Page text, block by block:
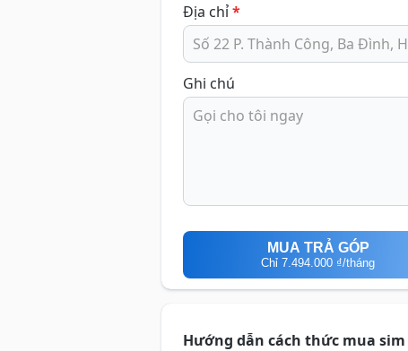
Địa chỉ*
Ghi chú
MUA TRẢ GÓP
Chỉ7.494.000 ₫/tháng
Hướng dẫn cách thức mua sim